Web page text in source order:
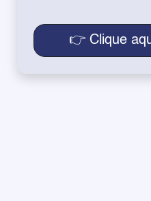
👉 Clique